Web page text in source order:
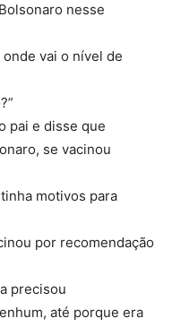
nesse
vai o nível de
pai e disse que
se vacinou
motivos para
por recomendação
precisou
até porque era